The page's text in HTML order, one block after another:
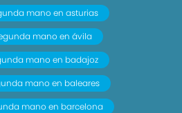
mano en asturias
mano en ávila
mano en badajoz
mano en baleares
mano en barcelona